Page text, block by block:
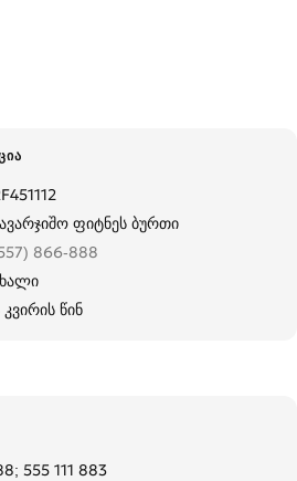
ფიტნეს ბურთი
866-888
კვირის წინ
555 111 883